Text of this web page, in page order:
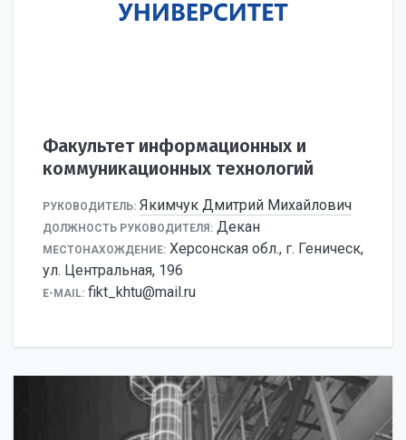
Факультет информационных и
коммуникационных технологий
РУКОВОДИТЕЛЬ: Якимчук Дмитрий Михайлович
ДОЛЖНОСТЬ РУКОВОДИТЕЛЯ: Декан
МЕСТОНАХОЖДЕНИЕ: Херсонская обл., г. Геническ,
ул. Центральная, 196
E-MAIL: fikt_khtu@mail.ru